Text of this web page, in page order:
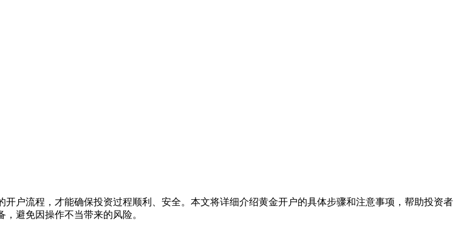
户流程，才能确保投资过程顺利、安全。本文将详细介绍黄金开户的具体步骤和注意事项，帮助投资者
避免因操作不当带来的风险。